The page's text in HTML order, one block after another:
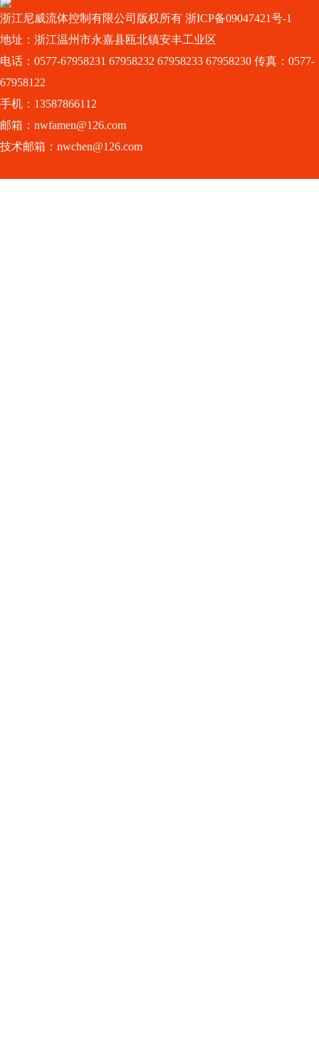
浙江尼威流体控制有限公司版权所有 浙ICP备09047421号-1
地址：浙江温州市永嘉县瓯北镇安丰工业区
电话：0577-67958231 67958232 67958233 67958230 传真：0577-
67958122
手机：13587866112
邮箱：nwfamen@126.com
技术邮箱：nwchen@126.com